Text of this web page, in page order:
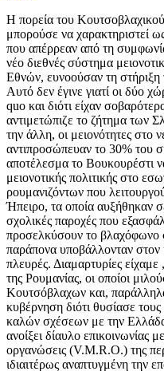
Η πορεία του
μπορούσε να χαρακτηριστεί
που απέρρεαν από τη
νέο διεθνές σύστημα
Εθνών, ευνοούσαν τη
Αυτό δεν έγινε γιατί οι δύο
quo και διότι είχαν
αντιμετώπιζε το ζήτημα
την άλλη, οι μειονότητες στο
αντιπροσώπευαν το 30% του
αποτέλεσμα το Βουκουρέστι
μειονοτικής πολιτικής στο
ρουμανιζόντων που
Ήπειρο, τα οποία αυξήθηκαν
σχολικές παροχές που
προσελκύσουν το βλαχόφωνο
παράπονα υποβάλλονταν στον
πλευρές. Διαμαρτυρίες
της Ρουμανίας, οι οποίοι
Κουτσόβλαχων και,
κυβέρνηση διότι θυσίασε
καλών σχέσεων με την
ανοίξει δίαυλο επικοινωνίας
οργανώσεις (V.M.R.O.) της
ιδιαιτέρως αναπτυγμένη την